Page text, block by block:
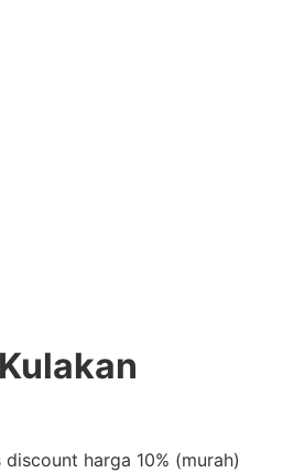
harga 10% (murah)